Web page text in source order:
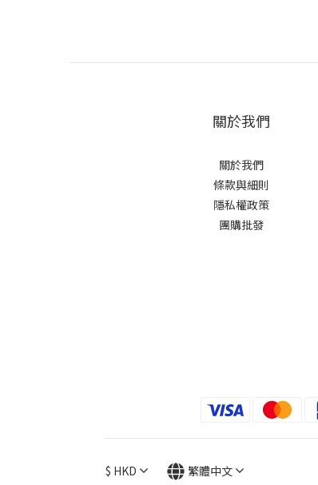
關於我們
關於我們
條款與細則
隱私權政策
團購批發
$ HKD 繁體中文